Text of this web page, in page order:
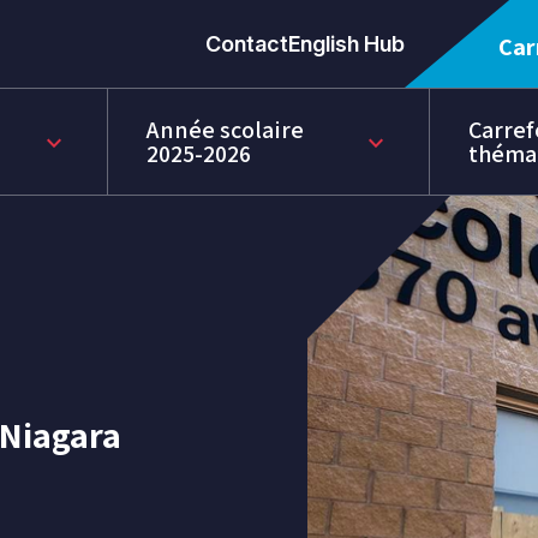
ContactEnglish Hub
keyboard_arrow_down Année scolaire
2025-2026 keyboard_arrow_down